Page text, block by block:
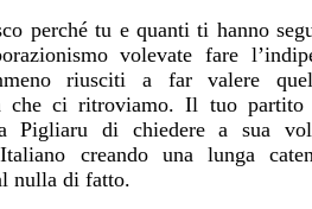
perché tu e quanti ti hanno
volevate fare
riusciti a far valere
che ci ritroviamo.Il tuo partito
Pigliaru di chiedere a sua
creando una lunga
nulla di fatto.